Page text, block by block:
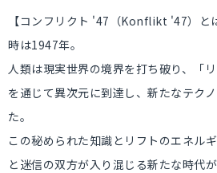
【コンフリクト '47（Konflikt '47）と
時は1947年。
人類は現実世界の境界を打ち破り、「
を通じて異次元に到達し、新たなテク
た。
この秘められた知識とリフトのエネル
と迷信の双方が入り混じる新たな時代